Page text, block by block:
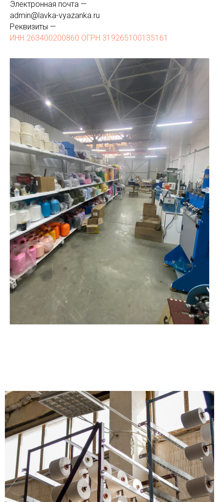
Электронная почта —
admin@lavka-vyazanka.ru
Реквизиты —
ИНН 263400200860 ОГРН 319265100135161